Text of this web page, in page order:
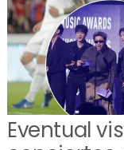
Eventual